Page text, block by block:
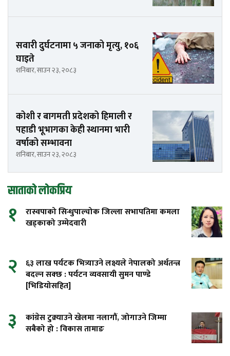
सवारी दुर्घटनामा ५ जनाको मृत्यु, १०६
घाइते
शनिबार, साउन २३, २०८३
कोशी र बागमती प्रदेशको हिमाली र
पहाडी भूभागका केही स्थानमा भारी
वर्षाको सम्भावना
शनिबार, साउन २३, २०८३
साताको लोकप्रिय
१
रास्वपाको सिन्धुपाल्चोक जिल्ला सभापतिमा कमला
खड्काको उम्मेदवारी
२
६३ लाख पर्यटक भित्र्याउने लक्ष्यले नेपालको अर्थतन्त्र
बदल्न सक्छ : पर्यटन व्यवसायी सुमन पाण्डे
[भिडियोसहित]
३
कांग्रेस टुक्र्याउने खेलमा नलागौं, जोगाउने जिम्मा
सबैको हो : विकास तामाङ